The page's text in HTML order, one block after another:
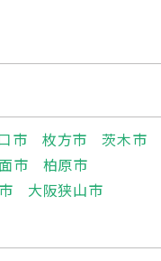
市 枚方市
茨木市
市
柏原市
大阪狭山市